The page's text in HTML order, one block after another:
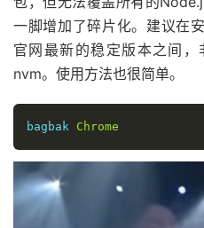
一脚增加了碎片化。建议在
官网最新的稳定版本之间
nvm。使用方法也很简单。
bagbak
Chrome